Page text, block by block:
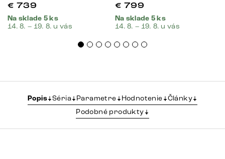
€ 739
Na sklade 5 ks
14. 8. – 19. 8. u vás
€ 799
Na sklade 5 ks
14. 8. – 19. 8. u vás
Popis Séria Parametre Hodnotenie
Články
Podobné produkty